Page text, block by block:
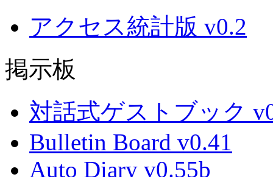
アクセス統計版 v0.2
掲示板
対話式ゲストブック
Bulletin Board v0.41
Auto Diary v0.55b